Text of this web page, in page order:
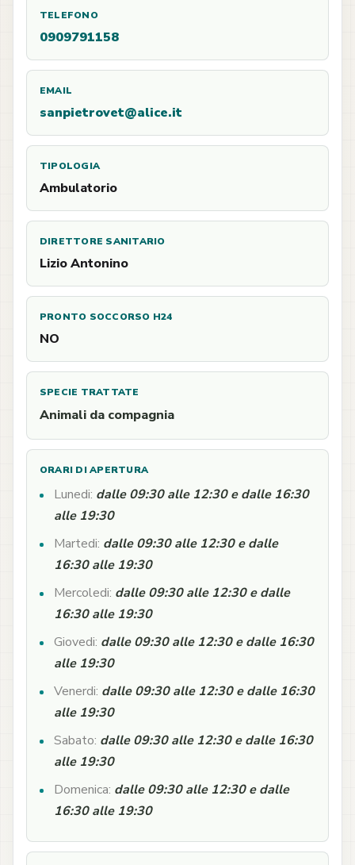
TELEFONO
0909791158
EMAIL
sanpietrovet@alice.it
TIPOLOGIA
Ambulatorio
DIRETTORE SANITARIO
Lizio Antonino
PRONTO SOCCORSO H24
NO
SPECIE TRATTATE
Animali da compagnia
ORARI DI APERTURA
Lunedi: dalle 09:30 alle 12:30 e dalle 16:30
alle 19:30
Martedi: dalle 09:30 alle 12:30 e dalle
16:30 alle 19:30
Mercoledi: dalle 09:30 alle 12:30 e dalle
16:30 alle 19:30
Giovedi: dalle 09:30 alle 12:30 e dalle 16:30
alle 19:30
Venerdi: dalle 09:30 alle 12:30 e dalle 16:30
alle 19:30
Sabato: dalle 09:30 alle 12:30 e dalle 16:30
alle 19:30
Domenica: dalle 09:30 alle 12:30 e dalle
16:30 alle 19:30